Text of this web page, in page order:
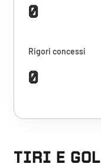
0
Rigori concessi
0
TIRI E GOL